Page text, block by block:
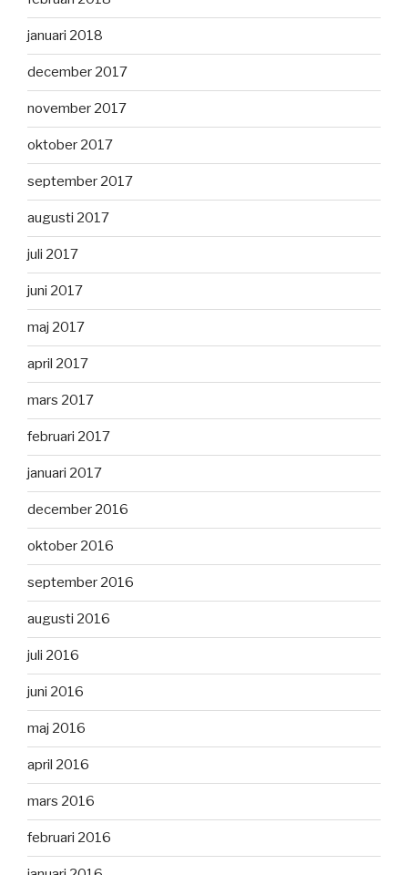
januari 2018
december 2017
november 2017
oktober 2017
september 2017
augusti 2017
juli 2017
juni 2017
maj 2017
april 2017
mars 2017
februari 2017
januari 2017
december 2016
oktober 2016
september 2016
augusti 2016
juli 2016
juni 2016
maj 2016
april 2016
mars 2016
februari 2016